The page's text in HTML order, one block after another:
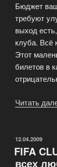
Бюджет
требуют
выход
клуба.
Этот
билетов в
Читать
12.04.2009
FIFA
всех